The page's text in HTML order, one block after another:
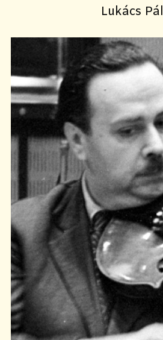
Lukács Pál